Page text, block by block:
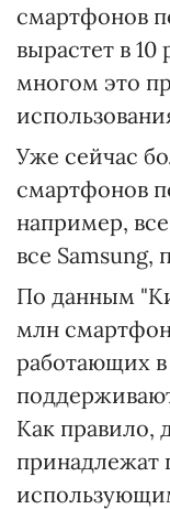
смартфонов
вырастет в 10
многом это
Уже сейчас
смартфонов
например,
все Samsung,
По данным
млн
работающих в
Как правило,
принадлежат